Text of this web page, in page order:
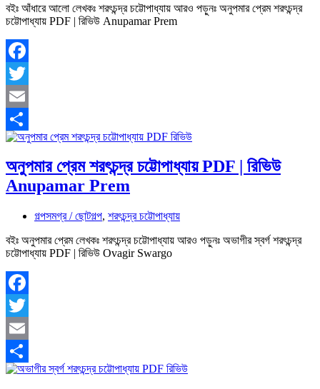
বইঃ আঁধারে আলো লেখকঃ শরৎচন্দ্র চট্টোপাধ্যায় আরও পড়ুনঃ অনুপমার প্রেম শরৎচন্দ্র
চট্টোপাধ্যায় PDF | রিভিউ Anupamar Prem
Facebook
Twitter
Email
Share
অনুপমার প্রেম শরৎচন্দ্র চট্টোপাধ্যায় PDF | রিভিউ
Anupamar Prem
গল্পসমগ্র / ছোটগল্প, শরৎচন্দ্র চট্টোপাধ্যায়
বইঃ অনুপমার প্রেম লেখকঃ শরৎচন্দ্র চট্টোপাধ্যায় আরও পড়ুনঃ অভাগীর স্বর্গ শরৎচন্দ্র
চট্টোপাধ্যায় PDF | রিভিউ Ovagir Swargo
Facebook
Twitter
Email
Share